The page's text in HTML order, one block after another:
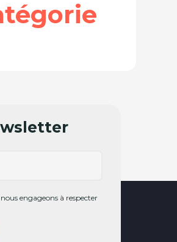
engageons à respecter